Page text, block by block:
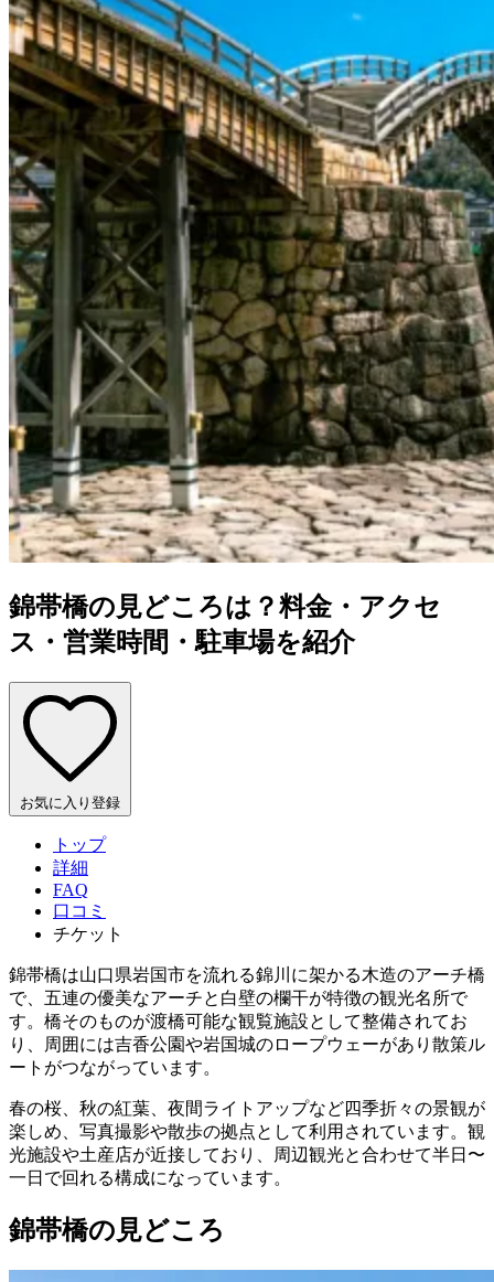
錦帯橋の見どころは？料金・アクセ
ス・営業時間・駐車場を紹介
お気に入り登録
トップ
詳細
FAQ
口コミ
チケット
錦帯橋は山口県岩国市を流れる錦川に架かる木造のアーチ橋
で、五連の優美なアーチと白壁の欄干が特徴の観光名所で
す。橋そのものが渡橋可能な観覧施設として整備されてお
り、周囲には吉香公園や岩国城のロープウェーがあり散策ル
ートがつながっています。
春の桜、秋の紅葉、夜間ライトアップなど四季折々の景観が
楽しめ、写真撮影や散歩の拠点として利用されています。観
光施設や土産店が近接しており、周辺観光と合わせて半日〜
一日で回れる構成になっています。
錦帯橋の見どころ